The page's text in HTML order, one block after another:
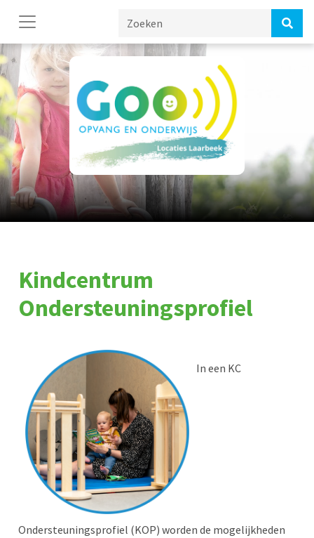
Kindcentrum
Ondersteuningsprofiel
In een KC
Ondersteuningsprofiel (KOP) worden de mogelijkheden